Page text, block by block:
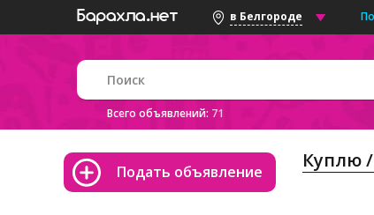
в Белгороде
Всего объявлений: 71
Подать объявление Куплю